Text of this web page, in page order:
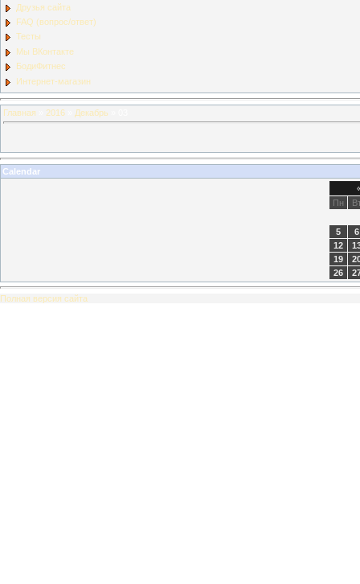
Друзья сайта
FAQ (вопрос/ответ)
Тесты
Мы ВКонтакте
БодиФитнес
Интернет-магазин
Главная 2016 Декабрь
Calendar
Пн
5
6
12
19
26
Полная версия сайта